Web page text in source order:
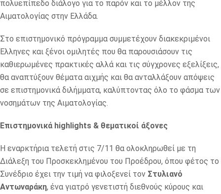
πολυεπίπεδο διάλογο για το παρόν και το μέλλον της
Αιματολογίας στην Ελλάδα.
Στο επιστημονικό πρόγραμμα συμμετέχουν διακεκριμένοι
Έλληνες και ξένοι ομιλητές που θα παρουσιάσουν τις
καθιερωμένες πρακτικές αλλά και τις σύγχρονες εξελίξεις,
θα αναπτύξουν θέματα αιχμής και θα ανταλλάξουν απόψεις
σε επιστημονικά διλήμματα, καλύπτοντας όλο το φάσμα των
νοσημάτων της Αιματολογίας.
Επιστημονικά highlights & θεματικοί άξονες
Η εναρκτήρια τελετή στις 7/11 θα ολοκληρωθεί με τη
Διάλεξη του Προσκεκλημένου του Προέδρου, όπου φέτος το
Συνέδριο έχει την τιμή να φιλοξενεί τον Στυλιανό
Αντωναράκη, ένα γιατρό γενετιστή διεθνούς κύρους και